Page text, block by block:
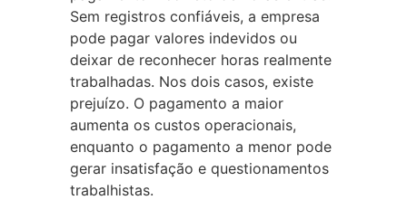
Sem registros confiáveis, a empresa
pode pagar valores indevidos ou
deixar de reconhecer horas realmente
trabalhadas. Nos dois casos, existe
prejuízo. O pagamento a maior
aumenta os custos operacionais,
enquanto o pagamento a menor pode
gerar insatisfação e questionamentos
trabalhistas.